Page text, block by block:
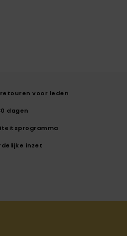
voor leden
dagen
inzet